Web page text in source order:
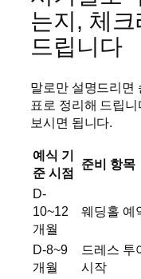
는지, 체
드립니다
말로만 설명드리면
표로 정리해 드립
보시면 됩니다.
예식 기
준 시점
준비 항목
D-
10~12
개월
웨딩홀 예
D-8~9
개월
드레스 투
시작